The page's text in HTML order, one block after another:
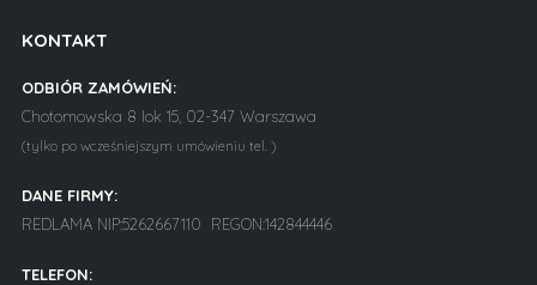
KONTAKT
ODBIÓR ZAMÓWIEŃ:
Chotomowska 8 lok 15, 02-347 Warszawa
(tylko po wcześniejszym umówieniu tel. )
DANE FIRMY:
REDLAMA NIP:5262667110 REGON:142844446
TELEFON: